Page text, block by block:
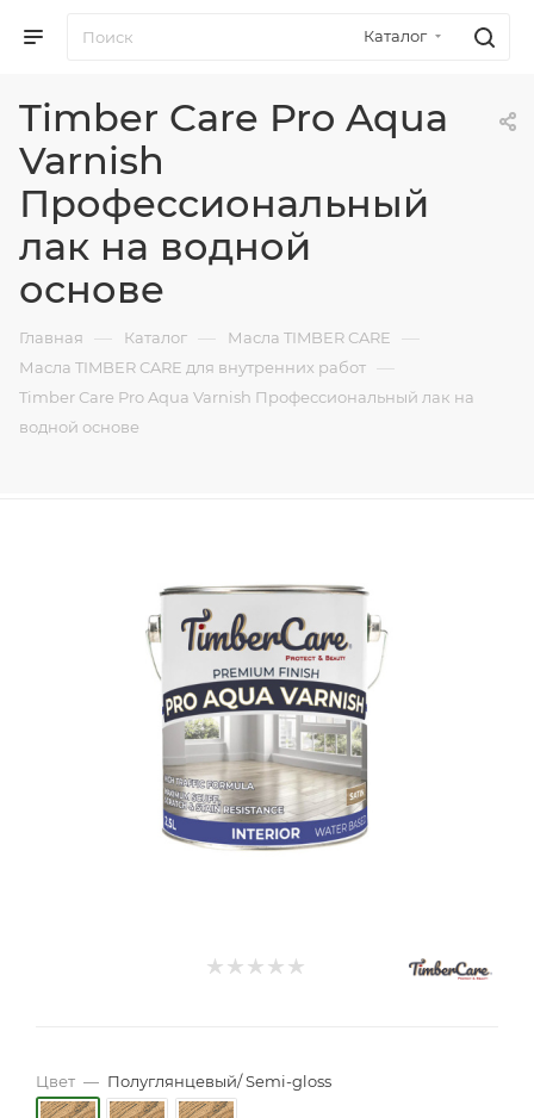
Каталог
Timber Care Pro Aqua
Varnish
Профессиональный
лак на водной
основе
Главная — Каталог — Масла TIMBER CARE —
Масла TIMBER CARE для внутренних работ —
Timber Care Pro Aqua Varnish Профессиональный лак на
водной основе
Цвет — Полуглянцевый/ Semi-gloss